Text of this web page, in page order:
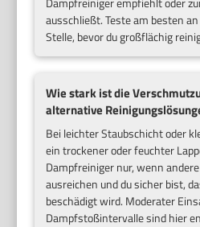
ausschließt. Teste am besten
Stelle, bevor du großflächig
Wie stark ist die
alternative
Bei leichter Staubschicht oder
ein trockener oder feuchter
Dampfreiniger nur, wenn
ausreichen und du sicher bist,
beschädigt wird. Moderater
Dampfstoßintervalle sind hier